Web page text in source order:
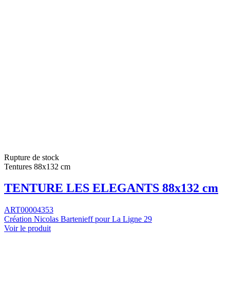
Rupture de stock
Tentures 88x132 cm
TENTURE LES ELEGANTS 88x132 cm
ART00004353
Création Nicolas Bartenieff pour La Ligne 29
Voir le produit